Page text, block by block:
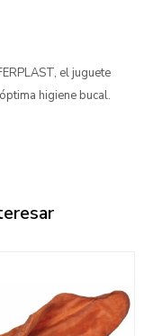
el juguete
higiene bucal.